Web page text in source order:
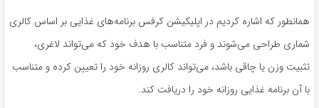
همانطور که اشاره کردیم در اپلیکیشن کرفس برنامه‌های غذایی بر اساس کالری
شماری طراحی می‌شوند و فرد متناسب با هدف خود که می‌تواند لاغری،
تثبیت وزن یا چاقی باشد، می‌تواند کالری روزانه خود را تعیین کرده و متناسب
با آن برنامه غذایی روزانه خود را دریافت کند.